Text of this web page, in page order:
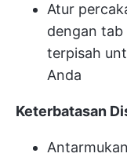
Atur
dengan tab
terpisah
Anda
Keterbatasan